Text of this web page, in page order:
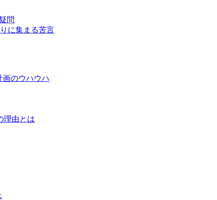
問
に集まる苦言
画のウハウハ
理由とは